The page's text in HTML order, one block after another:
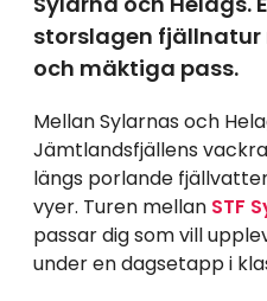
storslagen
och mäktiga pass.
Mellan Sylarnas och
Jämtlandsfjällens
längs porlande
vyer. Turen mellan STF
passar dig som vill
under en dagsetapp i